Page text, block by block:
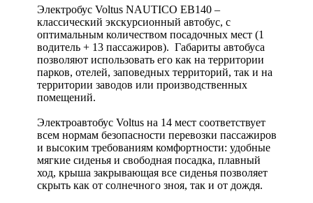
Электробус Voltus NAUTICO EB140 –
классический экскурсионный автобус, с
оптимальным количеством посадочных мест (1
водитель + 13 пассажиров). Габариты автобуса
позволяют использовать его как на территории
парков, отелей, заповедных территорий, так и на
территории заводов или производственных
помещений.
Электроавтобус Voltus на 14 мест соответствует
всем нормам безопасности перевозки пассажиров
и высоким требованиям комфортности: удобные
мягкие сиденья и свободная посадка, плавный
ход, крыша закрывающая все сиденья позволяет
скрыть как от солнечного зноя, так и от дождя.